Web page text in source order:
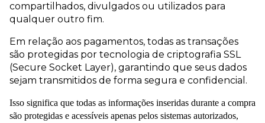
compartilhados, divulgados ou utilizados para
qualquer outro fim.
Em relação aos pagamentos, todas as transações
são protegidas por tecnologia de criptografia SSL
(Secure Socket Layer), garantindo que seus dados
sejam transmitidos de forma segura e confidencial.
Isso significa que todas as informações inseridas durante a compra
são protegidas e acessíveis apenas pelos sistemas autorizados,